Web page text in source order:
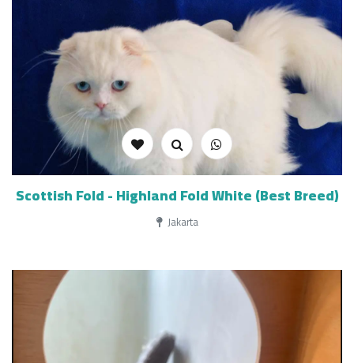
Scottish Fold - Highland Fold White (Best Breed)
Jakarta